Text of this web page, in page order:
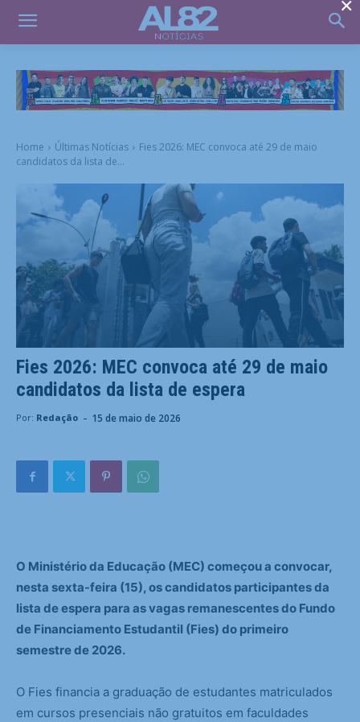
Home Últimas Notícias
Fies 2026: MEC convoca até 29 de maio
candidatos da lista de...
Fies 2026: MEC convoca até 29 de maio
candidatos da lista de espera
Por: Redação - 15 de maio de 2026
O Ministério da Educação (MEC) começou a convocar,
nesta sexta-feira (15), os candidatos participantes da
lista de espera para as vagas remanescentes do Fundo
de Financiamento Estudantil (Fies) do primeiro
semestre de 2026.
O Fies financia a graduação de estudantes matriculados
em cursos presenciais não gratuitos em faculdades